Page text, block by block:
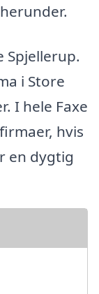
Spjellerup.
i Store
I hele Faxe
hvis
en dygtig